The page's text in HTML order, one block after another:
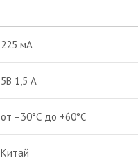
225 мА
5В 1,5 А
от –30°С до +60°С
Китай